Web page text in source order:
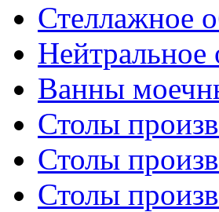
Стеллажное
Нейтральное
Ванны
Столы
Столы
Столы